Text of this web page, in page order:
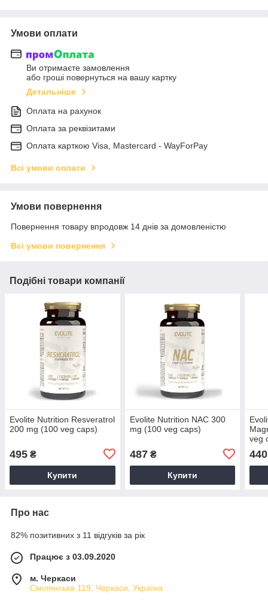
Умови оплати
Ви отримаєте замовлення
або гроші повернуться на вашу картку
Детальніше
Оплата на рахунок
Оплата за реквізитами
Оплата карткою Visa, Mastercard - WayForPay
Всі умови оплати
Умови повернення
Повернення товару впродовж 14 днів за домовленістю
Всі умови повернення
Подібні товари компанії
Evolite Nutrition Resveratrol
200 mg (100 veg caps)
495 ₴
Купити
Evolite Nutrition NAC 300
mg (100 veg caps)
487₴
Купити
veg
440
Про нас
82% позитивних з 11 відгуків за рік
Працює з 03.09.2020
м. Черкаси
Смілянська 119, Черкаси, Україна